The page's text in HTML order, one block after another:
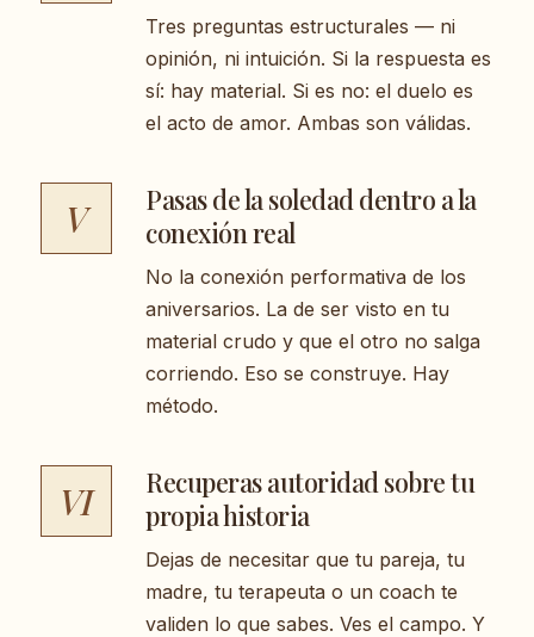
Tres preguntas estructurales — ni
opinión, ni intuición. Si la respuesta es
sí: hay material. Si es no: el duelo es
el acto de amor. Ambas son válidas.
V
Pasas de la soledad dentro a la
conexión real
No la conexión performativa de los
aniversarios. La de ser visto en tu
material crudo y que el otro no salga
corriendo. Eso se construye. Hay
método.
VI
Recuperas autoridad sobre tu
propia historia
Dejas de necesitar que tu pareja, tu
madre, tu terapeuta o un coach te
validen lo que sabes. Ves el campo. Y